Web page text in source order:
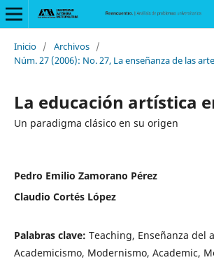
Inicio / Archivos /
Núm. 27 (2006): No. 27, La enseñanza de las
La educación artística
Un paradigma clásico en su origen
Pedro Emilio Zamorano Pérez
Claudio Cortés López
Palabras clave: Teaching, Enseñanza del
Academicismo, Modernismo, Academic,